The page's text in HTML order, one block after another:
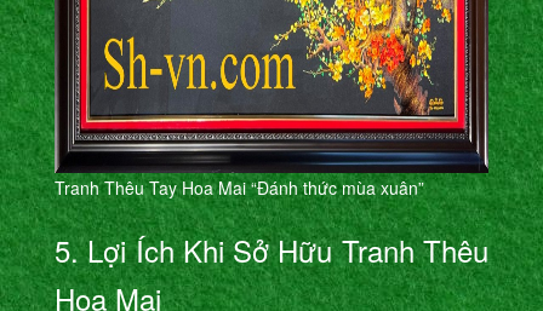
Tranh Thêu Tay Hoa Mai “Đánh thức mùa xuân”
5. Lợi Ích Khi Sở Hữu Tranh Thêu
Hoa Mai